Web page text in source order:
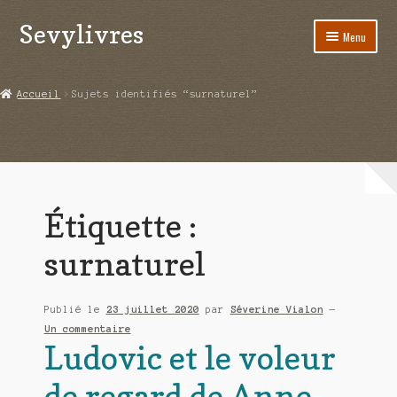
Aller
Aller
au
Sevylivres Menu
Au nom de la justice
Boutique
Commande
Accueil Sujets identifiés “surnaturel”
Étiquette :
surnaturel
Publié le 23 juillet 2020 par Séverine Vialon
—
Un commentaire
Ludovic et le voleur